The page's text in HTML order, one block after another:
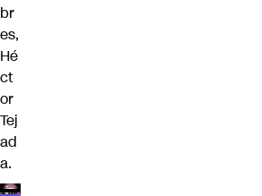
br
es,
Hé
ct
or
Tej
ad
a.